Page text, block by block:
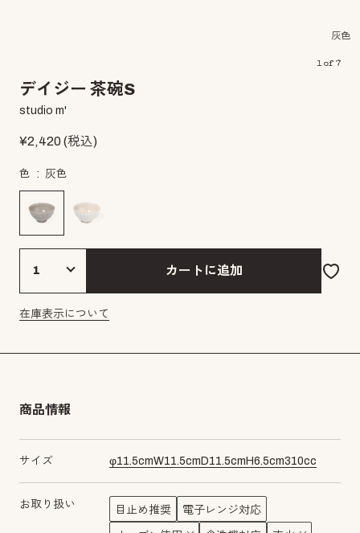
灰色
1of 7
デイジー 茶碗S
studio m'
¥2,420(税込)
色 灰色
カートに追加
在庫表示について
商品情報
サイズ φ11.5cmW11.5cm D11.5cm H6.5cm310cc
お取り扱い 目止め推奨 電子レンジ対応